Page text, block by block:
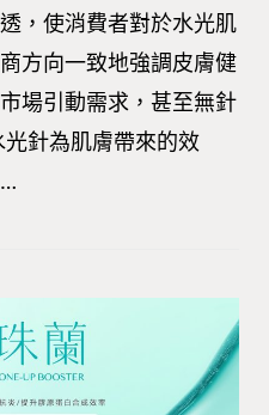
，使消費者對於水光肌
方向一致地強調皮膚健
場引動需求，甚至無針
針為肌膚帶來的效